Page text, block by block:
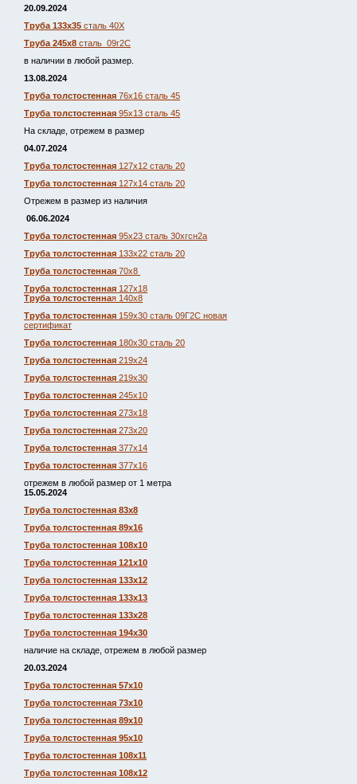
20.09.2024
Труба 133х35 сталь 40Х
Труба 245х8 сталь 09г2С
в наличии в любой размер.
13.08.2024
Труба толстостенная 76х16 сталь 45
Труба толстостенная 95х13 сталь 45
На складе, отрежем в размер
04.07.2024
Труба толстостенная 127х12 сталь 20
Труба толстостенная 127х14 сталь 20
Отрежем в размер из наличия
06.06.2024
Труба толстостенная 95х23 сталь 30хгсн2а
Труба толстостенная 133х22 сталь 20
Труба толстостенная 70х8
Труба толстостенная 127х18
Труба толстостенная 140х8
Труба толстостенная 159х30 сталь 09Г2С новая
сертификат
Труба толстостенная 180х30 сталь 20
Труба толстостенная 219х24
Труба толстостенная 219х30
Труба толстостенная 245х10
Труба толстостенная 273х18
Труба толстостенная 273х20
Труба толстостенная 377х14
Труба толстостенная 377х16
отрежем в любой размер от 1 метра
15.05.2024
Труба толстостенная 83х8
Труба толстостенная 89х16
Труба толстостенная 108х10
Труба толстостенная 121х10
Труба толстостенная 133х12
Труба толстостенная 133х13
Труба толстостенная 133х28
Труба толстостенная 194х30
наличие на складе, отрежем в любой размер
20.03.2024
Труба толстостенная 57х10
Труба толстостенная 73х10
Труба толстостенная 89х10
Труба толстостенная 95х10
Труба толстостенная 108х11
Труба толстостенная 108х12